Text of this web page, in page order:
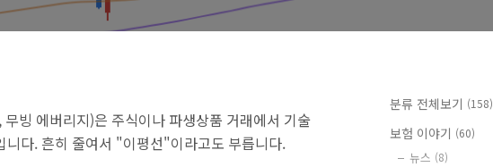
빙 에버리지)은 주식이나 파생상품 거래에서 기술
다. 흔히 줄여서 "이평선"이라고도 부릅니다.
분류 전체보기 (158)
보험 이야기 (60)
뉴스 (8)